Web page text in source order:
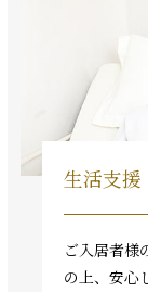
生活支援
ご入居者様
の上、安心